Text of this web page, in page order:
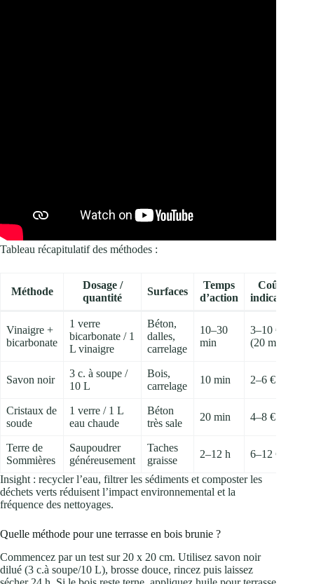
Tableau récapitulatif des méthodes :
Méthode
Dosage /
quantité
Surfaces
Temps
d’action
Coût
indicatif
Vinaigre +
bicarbonate
1 verre
bicarbonate / 1
L vinaigre
Béton,
dalles,
carrelage
10–30
min
3–10 €
(20 m²)
Savon noir
3 c. à soupe /
10 L
Bois,
carrelage
10 min 2–6 €
Cristaux de
soude
1 verre / 1 L
eau chaude
Béton
très sale
20 min 4–8 €
Terre de
Sommières
Saupoudrer
généreusement
Taches
graisse
2–12 h 6–12 €
Insight : recycler l’eau, filtrer les sédiments et composter les
déchets verts réduisent l’impact environnemental et la
fréquence des nettoyages.
Quelle méthode pour une terrasse en bois brunie ?
Commencez par un test sur 20 x 20 cm. Utilisez savon noir
dilué (3 c.à soupe/10 L), brosse douce, rincez puis laissez